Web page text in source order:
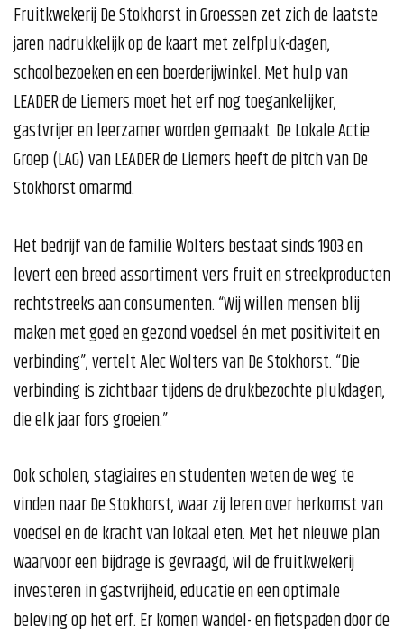
Fruitkwekerij De Stokhorst in Groessen zet zich de laatste
jaren nadrukkelijk op de kaart met zelfpluk-dagen,
schoolbezoeken en een boerderijwinkel. Met hulp van
LEADER de Liemers moet het erf nog toegankelijker,
gastvrijer en leerzamer worden gemaakt. De Lokale Actie
Groep (LAG) van LEADER de Liemers heeft de pitch van De
Stokhorst omarmd.
Het bedrijf van de familie Wolters bestaat sinds 1903 en
levert een breed assortiment vers fruit en streekproducten
rechtstreeks aan consumenten. “Wij willen mensen blij
maken met goed en gezond voedsel én met positiviteit en
verbinding”, vertelt Alec Wolters van De Stokhorst. “Die
verbinding is zichtbaar tijdens de drukbezochte plukdagen,
die elk jaar fors groeien.”
Ook scholen, stagiaires en studenten weten de weg te
vinden naar De Stokhorst, waar zij leren over herkomst van
voedsel en de kracht van lokaal eten. Met het nieuwe plan
waarvoor een bijdrage is gevraagd, wil de fruitkwekerij
investeren in gastvrijheid, educatie en een optimale
beleving op het erf. Er komen wandel- en fietspaden door de